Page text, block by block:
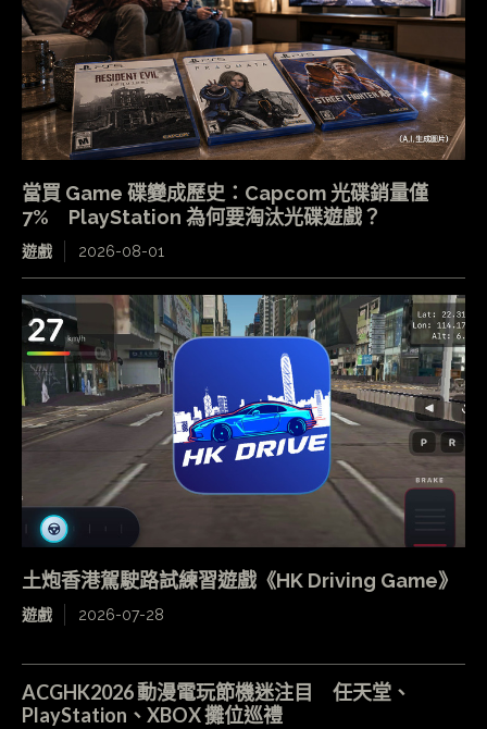
當買 Game 碟變成歷史：Capcom 光碟銷量僅
7% PlayStation 為何要淘汰光碟遊戲？
遊戲 2026-08-01
土炮香港駕駛路試練習遊戲《HK Driving Game》
遊戲 2026-07-28
ACGHK2026 動漫電玩節機迷注目 任天堂、
PlayStation、XBOX 攤位巡禮